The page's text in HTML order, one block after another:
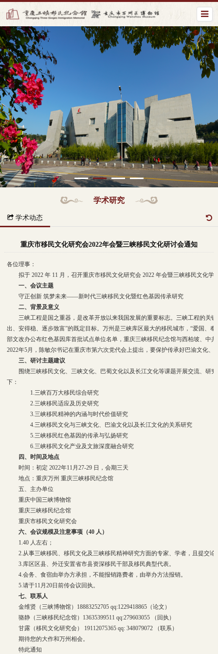
学术研究
学术动态
重庆市移民文化研究会2022年会暨三峡移民文化研讨会通知
各位理事：
拟于 2022 年 11 月，召开重庆市移民文化研究会 2022 年会暨三峡移民文化
一、会议主题
守正创新 筑梦未来——新时代三峡移民文化暨红色基因传承研究
二、背景及意义
三峡工程是国之重器，是改革开放以来我国发展的重要标志。三峡工程的关
出、安得稳、逐步致富”的既定目标。万州是三峡库区最大的移民城市，“爱国、
部文改办公布红色基因库首批试点单位名单，重庆三峡移民纪念馆与西柏坡、中
2022年5月，陈敏尔书记在重庆市第六次党代会上提出，要保护传承好巴渝文化
三、研讨主题建议
围绕三峡移民文化、三峡文化、巴蜀文化以及长江文化等课题开展交流、研
下：
1.三峡百万大移民综合研究
2.三峡移民适应及历史研究
3.三峡移民精神的内涵与时代价值研究
4.三峡移民文化与三峡文化、巴渝文化以及长江文化的关系研究
5.三峡移民红色基因的传承与弘扬研究
6.三峡移民文化产业及文旅深度融合研究
四、时间及地点
时间：初定 2022年11月27-29 日，会期三天
地点：重庆万州 重庆三峡移民纪念馆
五、主办单位
重庆中国三峡博物馆
重庆三峡移民纪念馆
重庆市移民文化研究会
六、会议规模及注意事项（40 人）
1.40 人左右；
2.从事三峡移民、移民文化及三峡移民精神研究方面的专家、学者，且提交
3.库区区县、外迁安置省市县资深移民干部及移民典型代表。
4.会务、食宿由举办方承担，不能报销路费者，由举办方法报销。
5.请于11月20日前传会议回执。
七、联系人
金维贤（三峡博物馆）18883252705 qq:1229418865（论文）
骆静（三峡移民纪念馆）13635399511 qq:279603055 （回执）
甘露（移民文化研究会） 19112075365 qq: 348079072 （联系）
期待您的大作和万州相会。
特此通知